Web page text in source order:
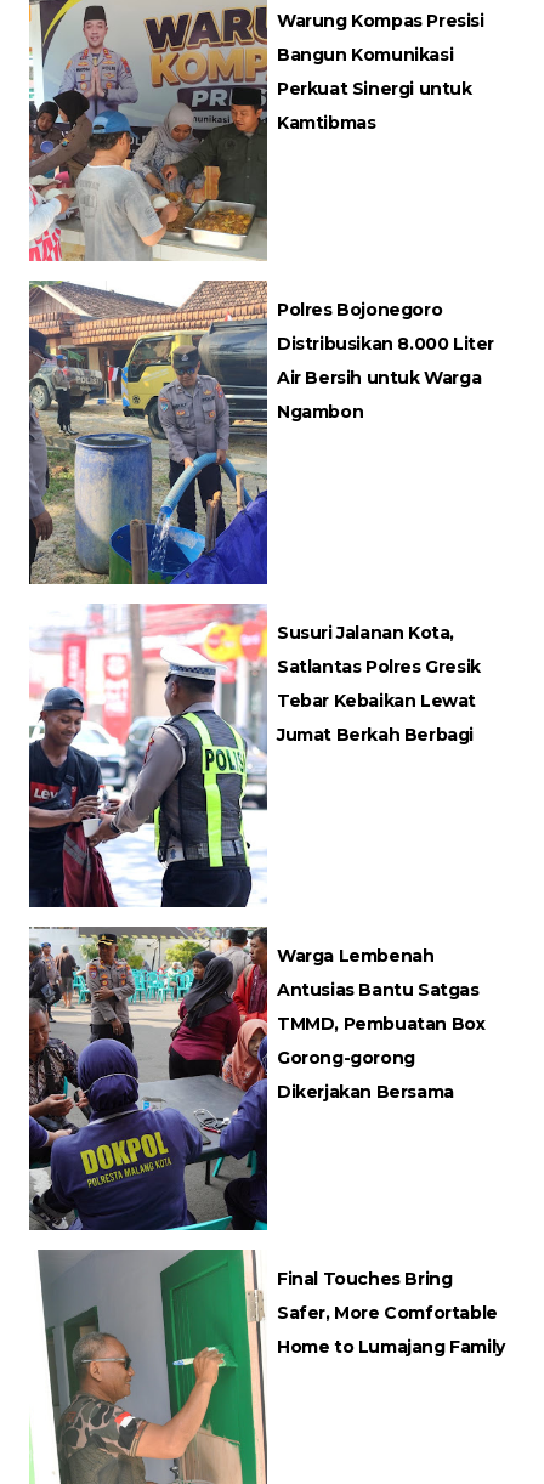
Warung Kompas Presisi
Bangun Komunikasi
Perkuat Sinergi untuk
Kamtibmas
Polres Bojonegoro
Distribusikan 8.000 Liter
Air Bersih untuk Warga
Ngambon
Susuri Jalanan Kota,
Satlantas Polres Gresik
Tebar Kebaikan Lewat
Jumat Berkah Berbagi
Warga Lembenah
Antusias Bantu Satgas
TMMD, Pembuatan Box
Gorong-gorong
Dikerjakan Bersama
Final Touches Bring
Safer, More Comfortable
Home to Lumajang Family